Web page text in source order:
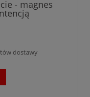
- magnes
dostawy